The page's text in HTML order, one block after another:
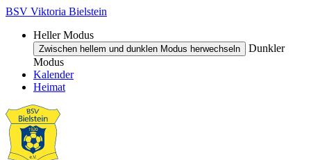
BSV Viktoria Bielstein
Heller Modus
Zwischen hellem und dunklen Modus herwechseln
Dunkler
Modus
Kalender
Heimat